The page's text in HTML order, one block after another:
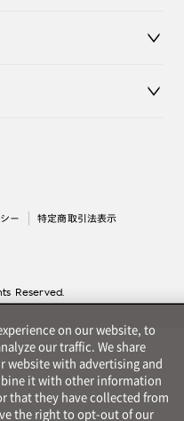
ー 特定商取引法表示
Reserved.
on our website, to
our traffic. We share
website with advertising and
it with other information
that they have collected from
the right to opt-out of our